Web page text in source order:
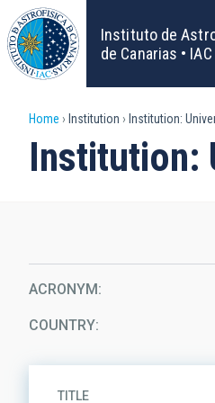
Skip
to
main
content
Instituto de
de Canarias • IAC
Breadcrumb
Home Institution Institution:
Institution:
ACRONYM
COUNTRY
TITLE